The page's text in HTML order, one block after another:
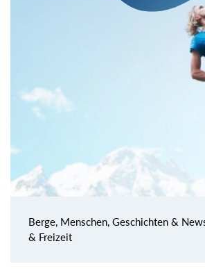
Berge, Menschen, Geschichten &
& Freizeit